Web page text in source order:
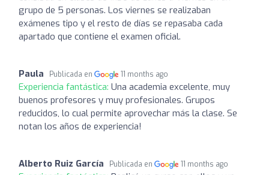
grupo de 5 personas. Los viernes se realizaban
exámenes tipo y el resto de días se repasaba cada
apartado que contiene el examen oficial.
Paula Publicada en 11 months ago
Experiencia fantástica: Una academia excelente, muy
buenos profesores y muy profesionales. Grupos
reducidos, lo cual permite aprovechar más la clase. Se
notan los años de experiencia!
Alberto Ruiz García Publicada en 11 months ago